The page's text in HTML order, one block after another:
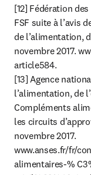
[12] Fédération
FSF suite à l’avis
de l’alimentation,
novembre 2017.
article584.
[13] Agence
l’alimentation, de
Compléments
les circuits
novembre 2017.
www.anses.fr/fr/
alimentaires-%